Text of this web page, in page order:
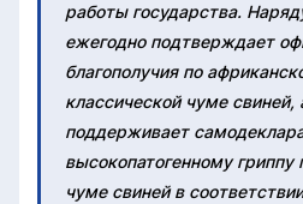
работы государства.
ежегодно подтверждает
благополучия по
классической чуме свиней,
поддерживает
высокопатогенному гриппу
чуме свиней в